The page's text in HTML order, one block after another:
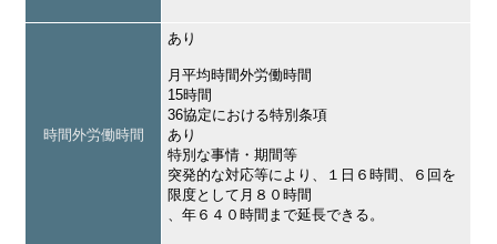
時間外労働時間
あり
月平均時間外労働時間
15時間
36協定における特別条項
あり
特別な事情・期間等
突発的な対応等により、１日６時間、６回を
限度として月８０時間
、年６４０時間まで延長できる。